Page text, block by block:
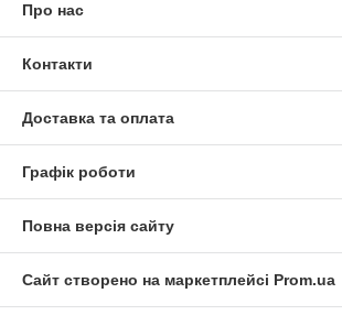
Про нас
Контакти
Доставка та оплата
Графік роботи
Повна версія сайту
Сайт створено на маркетплейсі Prom.ua